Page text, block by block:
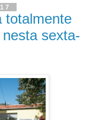
totalmente
sexta-